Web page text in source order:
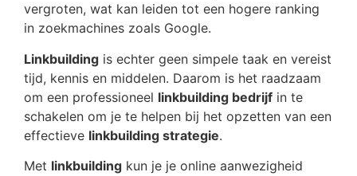
vergroten, wat kan leiden tot een hogere ranking
in zoekmachines zoals Google.
Linkbuilding is echter geen simpele taak en vereist
tijd, kennis en middelen. Daarom is het raadzaam
om een professioneel linkbuilding bedrijf in te
schakelen om je te helpen bij het opzetten van een
effectieve linkbuilding strategie.
Met linkbuilding kun je je online aanwezigheid